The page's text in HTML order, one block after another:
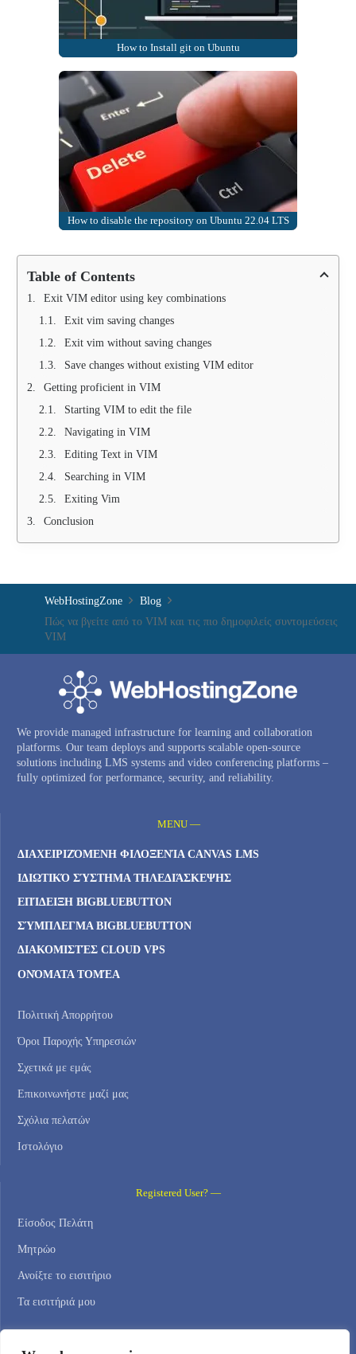
How to Install git on Ubuntu
How to disable the repository on Ubuntu 22.04 LTS
Table of Contents
Exit VIM editor using key combinations
Exit vim saving changes
Exit vim without saving changes
Save changes without existing VIM editor
Getting proficient in VIM
Starting VIM to edit the file
Navigating in VIM
Editing Text in VIM
Searching in VIM
Exiting Vim
Conclusion
WebHostingZone
Blog
Πώς να βγείτε από το VIM και τις πιο δημοφιλείς συντομεύσεις
VIM
We provide managed infrastructure for learning and collaboration
platforms. Our team deploys and supports scalable open-source
solutions including LMS systems and video conferencing platforms –
fully optimized for performance, security, and reliability.
MENU —
ΔΙΑΧΕΙΡΙΖΌΜΕΝΗ ΦΙΛΟΞΕΝΊΑ CANVAS LMS
ΙΔΙΩΤΙΚΌ ΣΎΣΤΗΜΑ ΤΗΛΕΔΙΆΣΚΕΨΗΣ
ΕΠΊΔΕΙΞΗ BIGBLUEBUTTON
ΣΎΜΠΛΕΓΜΑ BIGBLUEBUTTON
ΔΙΑΚΟΜΙΣΤΈΣ CLOUD VPS
ΟΝΌΜΑΤΑ ΤΟΜΈΑ
Πολιτική Απορρήτου
Όροι Παροχής Υπηρεσιών
Σχετικά με εμάς
Επικοινωνήστε μαζί μας
Σχόλια πελατών
Ιστολόγιο
Registered User? —
Είσοδος Πελάτη
Μητρώο
Ανοίξτε το εισιτήριο
Τα εισιτήριά μου